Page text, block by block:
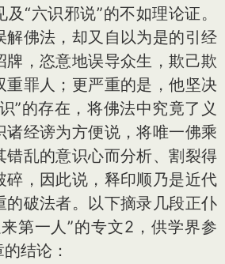
“六识邪说”的不如理论证。
解佛法，却又自以为是的引经
牌，恣意地误导众生，欺己欺
重罪人；更严重的是，他坚决
”的存在，将佛法中究竟了义
诸经谤为方便说，将唯一佛乘
错乱的意识心而分析、割裂得
碎，因此说，释印顺乃是近代
的破法者。以下摘录几段正仆
第一人”的专文2，供学界参
结论：